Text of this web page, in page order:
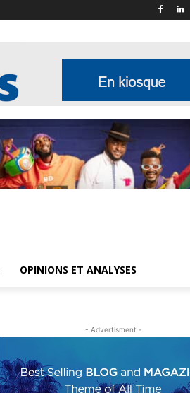
OPINIONS ET ANALYSES
- Advertisment -